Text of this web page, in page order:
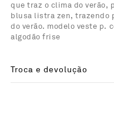
que traz o clima do verão,
blusa listra zen, trazendo
do verão. modelo veste p.
algodão frise
Troca e devolução